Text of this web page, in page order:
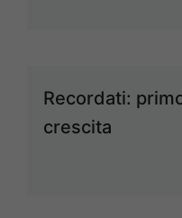
Recordati:
crescita